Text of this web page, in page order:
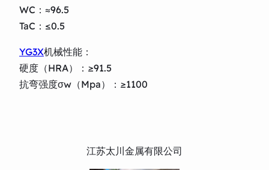
WC：≈96.5
TaC：≤0.5
YG3X机械性能：
硬度（HRA）：≥91.5
抗弯强度σw（Mpa）：≥1100
江苏太川金属有限公司